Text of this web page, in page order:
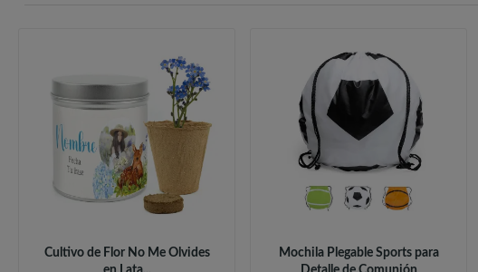
Cultivo de Flor No Me Olvides
Mochila Plegable Sports para